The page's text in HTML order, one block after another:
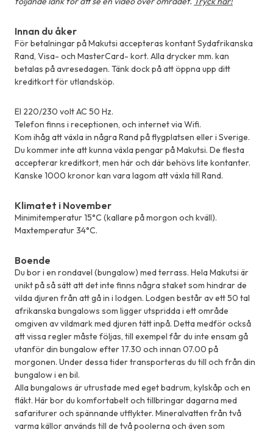
Innan du åker
För betalningar på Makutsi accepteras kontant Sydafrikanska
Rand, Visa- och MasterCard- kort. Alla drycker mm. kan
betalas på avresedagen. Tänk dock på att öppna upp ditt
kreditkort för utlandsköp.
El 220/230 volt AC 50 Hz.
Telefon finns i receptionen, och internet via Wifi.
Kom ihåg att växla in några Rand på flygplatsen eller i Sverige.
Du kommer inte att kunna växla pengar på Makutsi. De flesta
accepterar kreditkort, men här och där behövs lite kontanter.
Kanske 1000 kronor kan vara lagom att växla till Rand.
Klimatet i November
Minimitemperatur 15°C (kallare på morgon och kväll).
Maxtemperatur 34°C.
Boende
Du bor i en rondavel (bungalow) med terrass. Hela Makutsi är
unikt på så sätt att det inte finns några staket som hindrar de
vilda djuren från att gå in i lodgen. Lodgen består av ett 50 tal
afrikanska bungalows som ligger utspridda i ett område
omgiven av vildmark med djuren tätt inpå. Detta medför också
att vissa regler måste följas, till exempel får du inte ensam gå
utanför din bungalow efter 17.30 och innan 07.00 på
morgonen. Under dessa tider transporteras du till och från din
bungalow i en bil.
Alla bungalows är utrustade med eget badrum, kylskåp och en
fläkt. Här bor du komfortabelt och tillbringar dagarna med
safariturer och spännande utflykter. Mineralvatten från två
varma källor används till de två poolerna och även som